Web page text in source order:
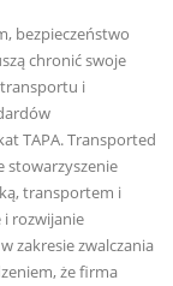
bezpieczeństwo
chronić swoje
transportu i
TAPA. Transported
stowarzyszenie
transportem i
i rozwijanie
zakresie zwalczania
że firma